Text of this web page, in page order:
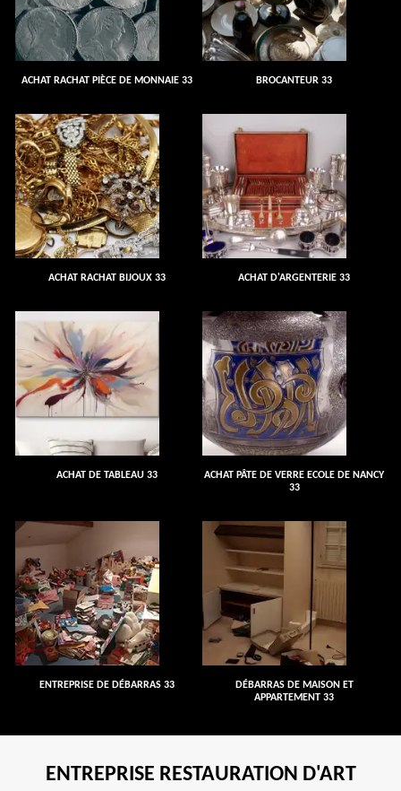
ACHAT RACHAT PIÈCE DE MONNAIE 33 BROCANTEUR 33
ACHAT RACHAT BIJOUX 33 ACHAT D'ARGENTERIE 33
ACHAT DE TABLEAU 33
ACHAT PÂTE DE VERRE ECOLE DE NANCY
33
ENTREPRISE DE DÉBARRAS 33
DÉBARRAS DE MAISON ET
APPARTEMENT 33
ENTREPRISE RESTAURATION D'ART